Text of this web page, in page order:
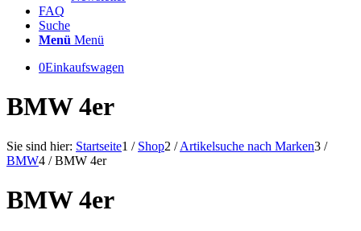
FAQ
Suche
Menü Menü
0Einkaufswagen
BMW 4er
Sie sind hier: Startseite1 / Shop2 / Artikelsuche nach Marken3 /
BMW4 / BMW 4er
BMW 4er